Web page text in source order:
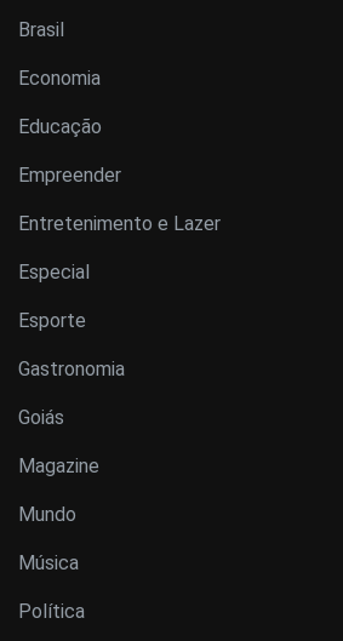
Brasil
Economia
Educação
Empreender
Entretenimento e Lazer
Especial
Esporte
Gastronomia
Goiás
Magazine
Mundo
Música
Política